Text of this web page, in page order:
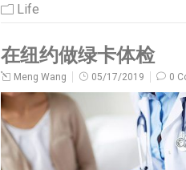
Life
在纽约做绿卡体检
Meng Wang 05/17/2019 0